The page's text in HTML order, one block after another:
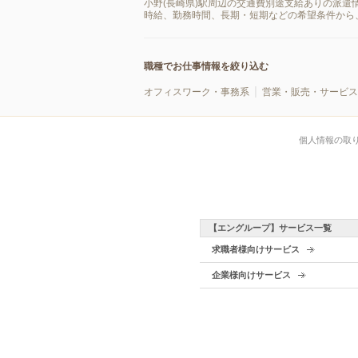
小野(長崎県)駅周辺の交通費別途支給ありの派遣
時給、勤務時間、長期・短期などの希望条件か
職種でお仕事情報を絞り込む
オフィスワーク・事務系 営業・販売・サービ
個人情報の取
【エングループ】サービス一覧
求職者様向けサービス
企業様向けサービス